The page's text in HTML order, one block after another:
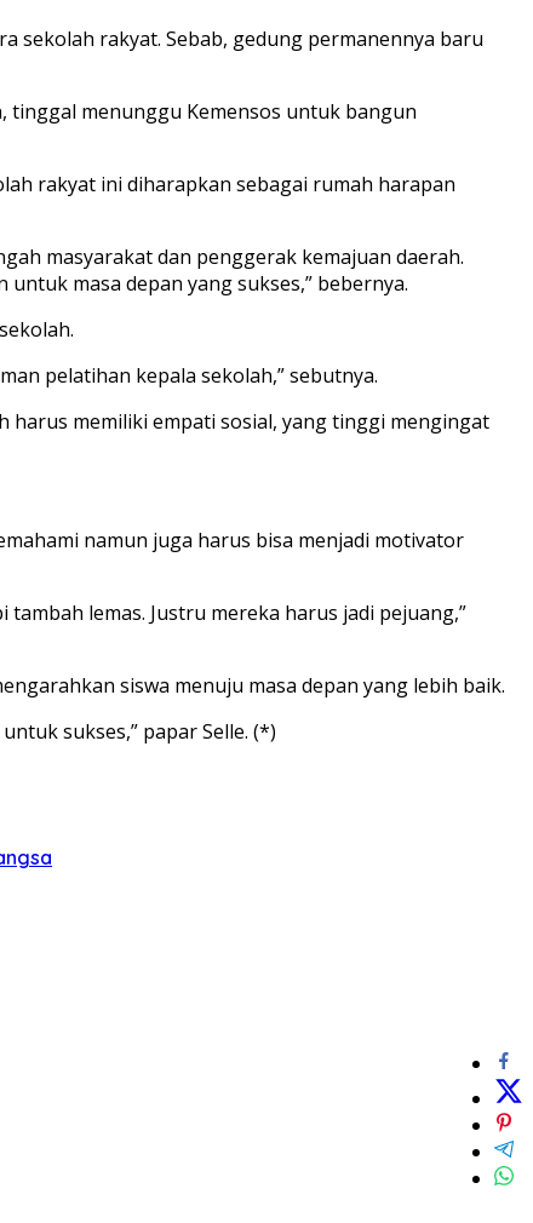
sekolah rakyat. Sebab, gedung permanennya baru
tinggal menunggu Kemensos untuk bangun
rakyat ini diharapkan sebagai rumah harapan
masyarakat dan penggerak kemajuan daerah.
masa depan yang sukses,” bebernya.
pelatihan kepala sekolah,” sebutnya.
harus memiliki empati sosial, yang tinggi mengingat
namun juga harus bisa menjadi motivator
lemas. Justru mereka harus jadi pejuang,”
siswa menuju masa depan yang lebih baik.
sukses,” papar Selle. (*)